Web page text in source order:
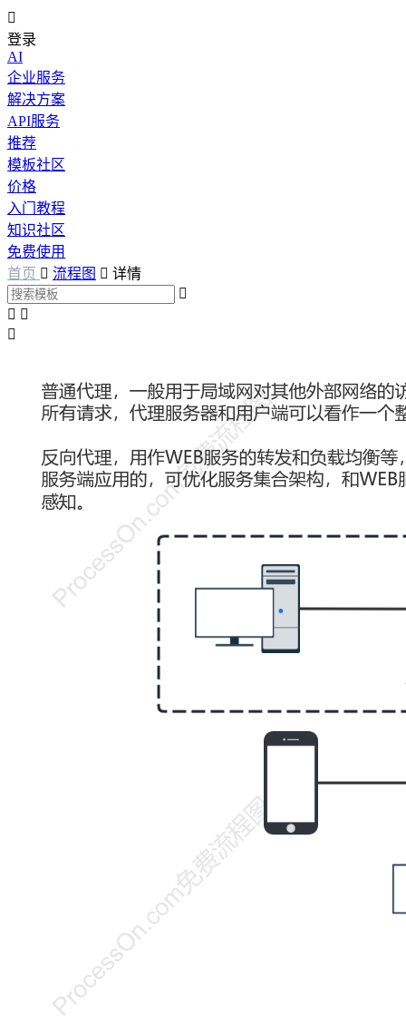

登录
AI
企业服务
解决方案
API服务
推荐
模板社区
价格
入门教程
知识社区
免费使用
首页  流程图  详情

 
